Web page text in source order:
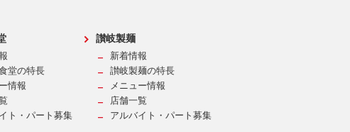
堂の特長
情報
ト・パート募集
讃岐製麺
新着情報
讃岐製麺の特長
メニュー情報
店舗一覧
アルバイト・パート募集